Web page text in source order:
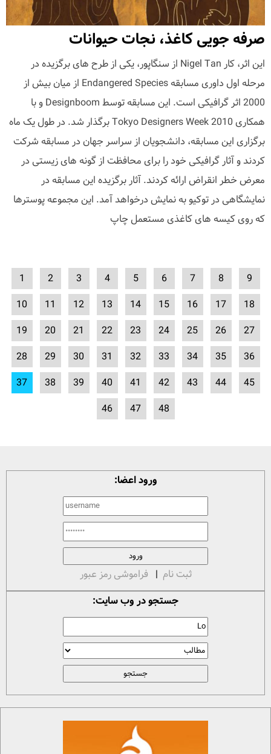
صرفه جویی کاغذ، نجات حیوانات
این اثر، کار Nigel Tan از سنگاپور، یکی از طرح های برگزیده در
مرحله اول داوری مسابقه Endangered Species از میان بیش از
2000 اثر گرافیکی است. این مسابقه توسط Designboom و با
همکاری Tokyo Designers Week 2010 برگذار شد. در طول یک ماه
برگزاری این مسابقه، دانشجویان از سراسر جهان در مسابقه شرکت
کردند و آثار گرافیکی خود را برای محافظت از گونه های زیستی در
معرض خطر انقراض ارائه کردند. آثار برگزیده این مسابقه در
نمایشگاهی در توکیو به نمایش درخواهد آمد. این مجموعه پوسترها
که روی کیسه های کاغذی مستعمل چاپ
1 2 3 4 5 6 7 8
9
10
11 12 13 14 15 16 17
18
19
20 21 22 23 24 25 26
27
28
29 30 31 32 33 34 35
36
37
38 39 40 41 42 43 44
45
46
47 48
ورود اعضا:
ثبت نام | فراموشی رمز عبور
جستجو در وب سایت: